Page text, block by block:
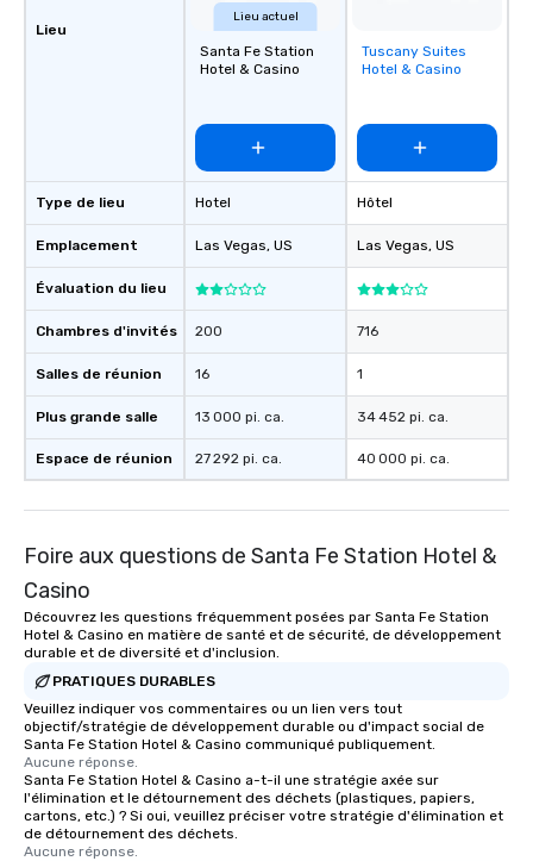
Lieu
Type de lieu
Emplacement
Évaluation du lieu
Chambres d'invités
Salles de réunion
Plus grande salle
Espace de réunion
Lieu actuel
Santa Fe Station
Hotel & Casino
Hotel
Las Vegas, US
200
16
13 000 pi. ca.
27 292 pi. ca.
Removed from
favorites
Tuscany Suites
Hotel & Casino
Hôtel
Las Vegas, US
716
1
34 452 pi. ca.
40 000 pi. ca.
Foire aux questions de Santa Fe Station Hotel &
Casino
Découvrez les questions fréquemment posées par Santa Fe Station
Hotel & Casino en matière de santé et de sécurité, de développement
durable et de diversité et d'inclusion.
PRATIQUES DURABLES
Veuillez indiquer vos commentaires ou un lien vers tout
objectif/stratégie de développement durable ou d'impact social de
Santa Fe Station Hotel & Casino communiqué publiquement.
Aucune réponse.
Santa Fe Station Hotel & Casino a-t-il une stratégie axée sur
l'élimination et le détournement des déchets (plastiques, papiers,
cartons, etc.) ? Si oui, veuillez préciser votre stratégie d'élimination et
de détournement des déchets.
Aucune réponse.